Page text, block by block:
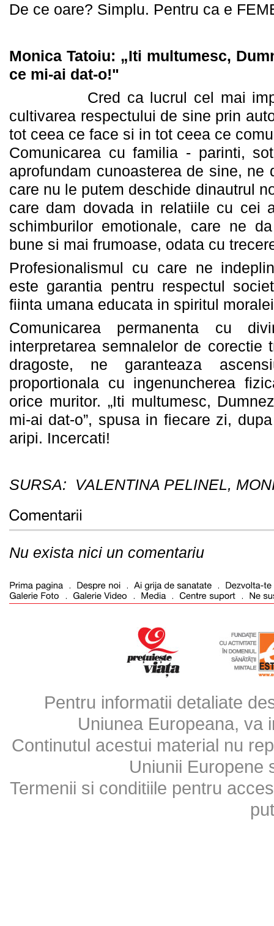
De ce oare? Simplu. Pentru ca e
Monica Tatoiu: „Iti multumesc,
ce mi-ai dat-o!"
Cred ca lucrul cel mai
cultivarea respectului de sine prin
tot ceea ce face si in tot ceea ce
Comunicarea cu familia - parinti,
aprofundam cunoasterea de sine, ne
care nu le putem deschide dinautrul
care dam dovada in relatiile cu cei
schimburilor emotionale, care ne
bune si mai frumoase, odata cu
Profesionalismul cu care ne
este garantia pentru respectul
fiinta umana educata in spiritul
Comunicarea permanenta cu
interpretarea semnalelor de corectie
dragoste, ne garanteaza
proportionala cu ingenuncherea
orice muritor. „Iti multumesc,
mi-ai dat-o”, spusa in fiecare zi,
aripi. Incercati!
SURSA: VALENTINA PELINEL,
Nu exista nici un comentariu
Pentru informatii detaliate
Uniunea Europeana, va
Continutul acestui material nu
Uniunii Europene
Termenii si conditiile pentru